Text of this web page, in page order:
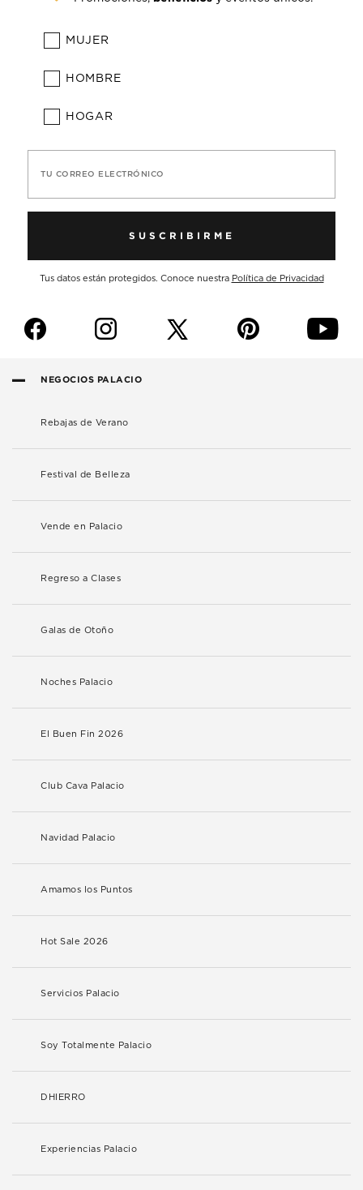
MUJER
HOMBRE
HOGAR
TU CORREO ELECTRÓNICO
SUSCRIBIRME
Tus datos están protegidos. Conoce nuestra Política de Privacidad
f i p y
NEGOCIOS PALACIO
Rebajas de Verano
Festival de Belleza
Vende en Palacio
Regreso a Clases
Galas de Otoño
Noches Palacio
El Buen Fin 2026
Club Cava Palacio
Navidad Palacio
Amamos los Puntos
Hot Sale 2026
Servicios Palacio
Soy Totalmente Palacio
DHIERRO
Experiencias Palacio